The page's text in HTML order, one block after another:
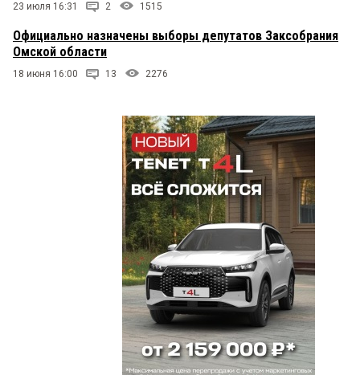
23 июля 16:31 2 1515
Официально назначены выборы депутатов Заксобрания
Омской области
18 июня 16:00 13 2276